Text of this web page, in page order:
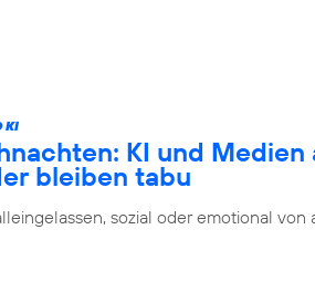
KI
KI und
bleiben tabu
sozial oder emotional